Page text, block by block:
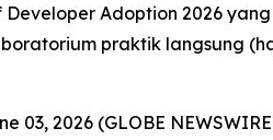
Adoption 2026
praktik langsung
03, 2026 (GLOBE